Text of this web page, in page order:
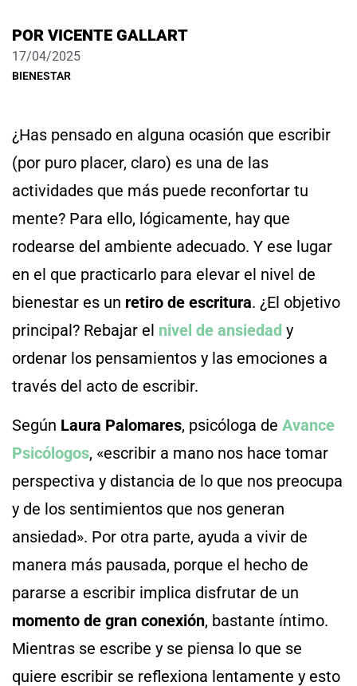
POR VICENTE GALLART
17/04/2025
BIENESTAR
¿Has pensado en alguna ocasión que escribir
(por puro placer, claro) es una de las
actividades que más puede reconfortar tu
mente? Para ello, lógicamente, hay que
rodearse del ambiente adecuado. Y ese lugar
en el que practicarlo para elevar el nivel de
bienestar es un retiro de escritura. ¿El objetivo
principal? Rebajar el nivel de ansiedad y
ordenar los pensamientos y las emociones a
través del acto de escribir.
Según Laura Palomares, psicóloga de Avance
Psicólogos, «escribir a mano nos hace tomar
perspectiva y distancia de lo que nos preocupa
y de los sentimientos que nos generan
ansiedad». Por otra parte, ayuda a vivir de
manera más pausada, porque el hecho de
pararse a escribir implica disfrutar de un
momento de gran conexión, bastante íntimo.
Mientras se escribe y se piensa lo que se
quiere escribir se reflexiona lentamente y esto